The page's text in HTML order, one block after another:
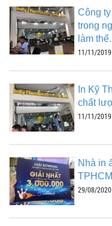
Công
trong
làm
11/11/2019
In Kỹ
chất
11/11/2019
Nhà in
TPHCM
29/08/2020